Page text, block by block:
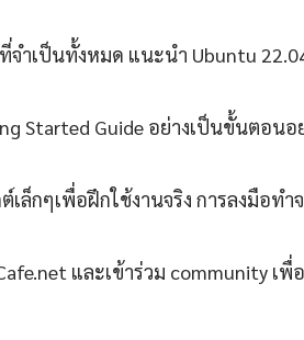
จำเป็นทั้งหมด แนะนำ Ubuntu
Started Guide อย่างเป็นขั้นตอน
เล็กๆเพื่อฝึกใช้งานจริง การลงมือทำ
และเข้าร่วม community เพื่